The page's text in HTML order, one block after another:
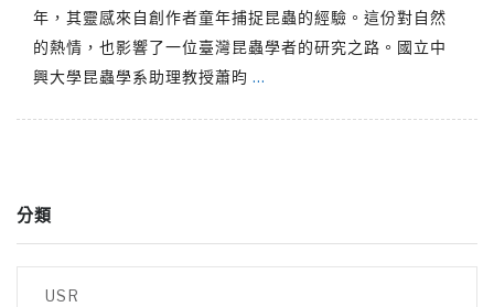
年，其靈感來自創作者童年捕捉昆蟲的經驗。這份對自然
的熱情，也影響了一位臺灣昆蟲學者的研究之路。國立中
興大學昆蟲學系助理教授蕭昀 …
分類
USR